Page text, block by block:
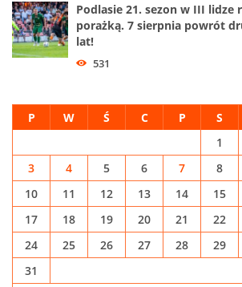
Podlasie 21. sezon w III lidze
porażką. 7 sierpnia powrót
lat!
531
P W Ś C P S
1
3
4 5 6 7 8
10
11 12 13 14 15
17
18 19 20 21 22
24
25 26 27 28 29
31